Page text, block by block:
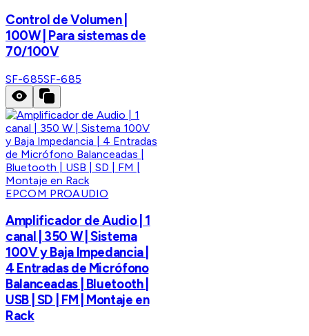
Control de Volumen |
100W | Para sistemas de
70/100V
SF-685SF-685
EPCOM PROAUDIO
Amplificador de Audio | 1
canal | 350 W | Sistema
100V y Baja Impedancia |
4 Entradas de Micrófono
Balanceadas | Bluetooth |
USB | SD | FM | Montaje en
Rack